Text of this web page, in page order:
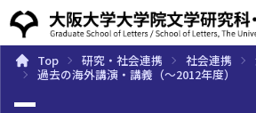
概要 学部・大学院 キャンパスラ
Top 研究・社会連携 社会連携
過去の海外講演・講義（～2012年度）